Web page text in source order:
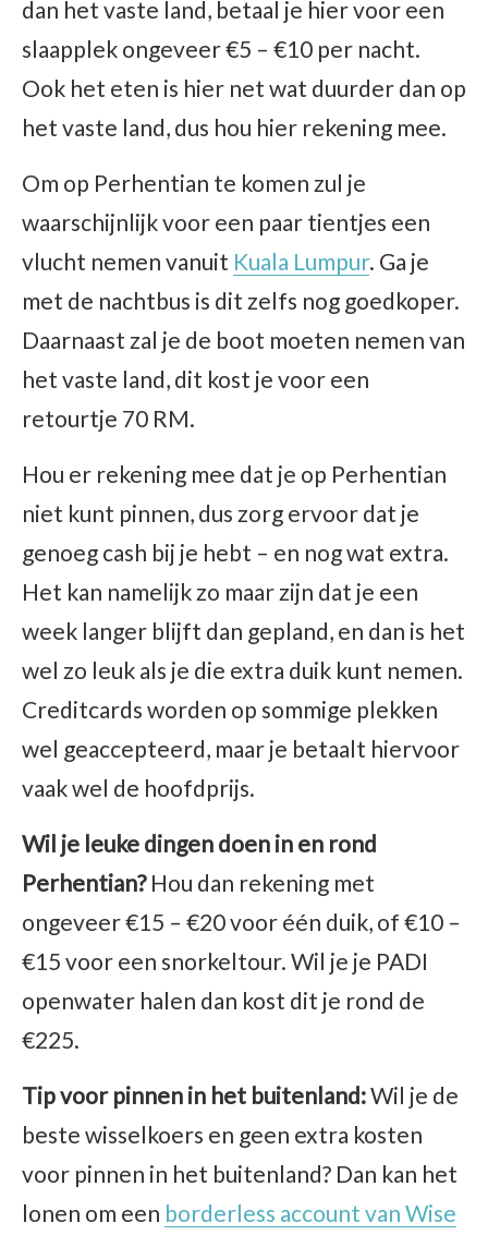
dan het vaste land, betaal je hier voor een
slaapplek ongeveer €5 – €10 per nacht.
Ook het eten is hier net wat duurder dan op
het vaste land, dus hou hier rekening mee.
Om op Perhentian te komen zul je
waarschijnlijk voor een paar tientjes een
vlucht nemen vanuit Kuala Lumpur. Ga je
met de nachtbus is dit zelfs nog goedkoper.
Daarnaast zal je de boot moeten nemen van
het vaste land, dit kost je voor een
retourtje 70 RM.
Hou er rekening mee dat je op Perhentian
niet kunt pinnen, dus zorg ervoor dat je
genoeg cash bij je hebt – en nog wat extra.
Het kan namelijk zo maar zijn dat je een
week langer blijft dan gepland, en dan is het
wel zo leuk als je die extra duik kunt nemen.
Creditcards worden op sommige plekken
wel geaccepteerd, maar je betaalt hiervoor
vaak wel de hoofdprijs.
Wil je leuke dingen doen in en rond
Perhentian? Hou dan rekening met
ongeveer €15 – €20 voor één duik, of €10 –
€15 voor een snorkeltour. Wil je je PADI
openwater halen dan kost dit je rond de
€225.
Tip voor pinnen in het buitenland:Wil je de
beste wisselkoers en geen extra kosten
voor pinnen in het buitenland? Dan kan het
lonen om een borderless account van Wise